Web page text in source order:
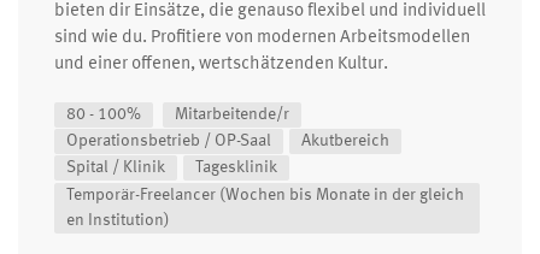
bieten dir Einsätze, die genauso flexibel und individuell
sind wie du. Profitiere von modernen Arbeitsmodellen
und einer offenen, wertschätzenden Kultur.
80 - 100%
Mitarbeitende/r
Operationsbetrieb / OP-Saal
Akutbereich
Spital / Klinik
Tagesklinik
Temporär-Freelancer (Wochen bis Monate in der gleich
en Institution)